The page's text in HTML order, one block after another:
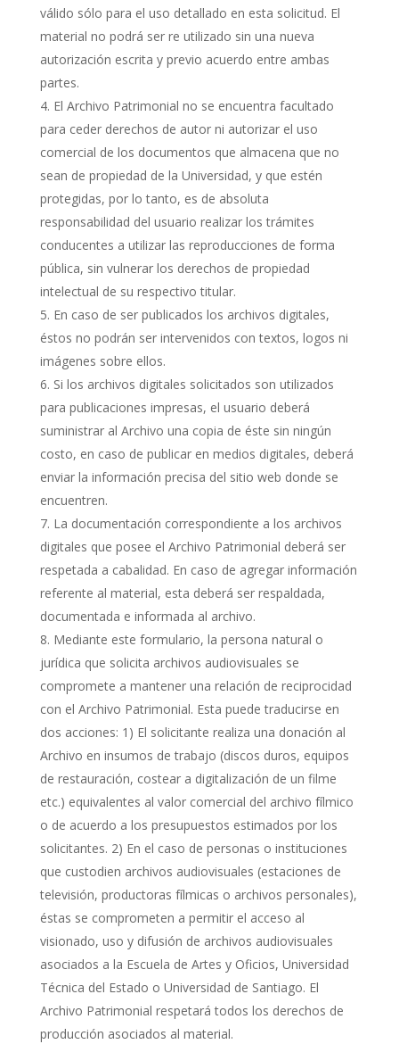
válido sólo para el uso detallado en esta solicitud. El
material no podrá ser re utilizado sin una nueva
autorización escrita y previo acuerdo entre ambas
partes.
El Archivo Patrimonial no se encuentra facultado
para ceder derechos de autor ni autorizar el uso
comercial de los documentos que almacena que no
sean de propiedad de la Universidad, y que estén
protegidas, por lo tanto, es de absoluta
responsabilidad del usuario realizar los trámites
conducentes a utilizar las reproducciones de forma
pública, sin vulnerar los derechos de propiedad
intelectual de su respectivo titular.
En caso de ser publicados los archivos digitales,
éstos no podrán ser intervenidos con textos, logos ni
imágenes sobre ellos.
Si los archivos digitales solicitados son utilizados
para publicaciones impresas, el usuario deberá
suministrar al Archivo una copia de éste sin ningún
costo, en caso de publicar en medios digitales, deberá
enviar la información precisa del sitio web donde se
encuentren.
La documentación correspondiente a los archivos
digitales que posee el Archivo Patrimonial deberá ser
respetada a cabalidad. En caso de agregar información
referente al material, esta deberá ser respaldada,
documentada e informada al archivo.
Mediante este formulario, la persona natural o
jurídica que solicita archivos audiovisuales se
compromete a mantener una relación de reciprocidad
con el Archivo Patrimonial. Esta puede traducirse en
dos acciones: 1) El solicitante realiza una donación al
Archivo en insumos de trabajo (discos duros, equipos
de restauración, costear a digitalización de un filme
etc.) equivalentes al valor comercial del archivo fílmico
o de acuerdo a los presupuestos estimados por los
solicitantes. 2) En el caso de personas o instituciones
que custodien archivos audiovisuales (estaciones de
televisión, productoras fílmicas o archivos personales),
éstas se comprometen a permitir el acceso al
visionado, uso y difusión de archivos audiovisuales
asociados a la Escuela de Artes y Oficios, Universidad
Técnica del Estado o Universidad de Santiago. El
Archivo Patrimonial respetará todos los derechos de
producción asociados al material.